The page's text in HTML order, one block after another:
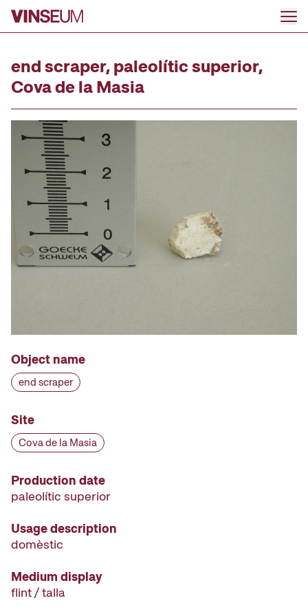
Go to content
end scraper, paleolític superior,
Cova de la Masia
Object name
end scraper
Site
Cova de la Masia
Production date
paleolític superior
Usage description
domèstic
Medium display
flint / talla